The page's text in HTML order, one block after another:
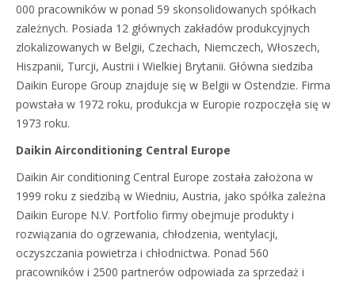
000 pracowników w ponad 59 skonsolidowanych spółkach
zależnych. Posiada 12 głównych zakładów produkcyjnych
zlokalizowanych w Belgii, Czechach, Niemczech, Włoszech,
Hiszpanii, Turcji, Austrii i Wielkiej Brytanii. Główna siedziba
Daikin Europe Group znajduje się w Belgii w Ostendzie. Firma
powstała w 1972 roku, produkcja w Europie rozpoczęła się w
1973 roku.
Daikin Airconditioning Central Europe
Daikin Air conditioning Central Europe została założona w
1999 roku z siedzibą w Wiedniu, Austria, jako spółka zależna
Daikin Europe N.V. Portfolio firmy obejmuje produkty i
rozwiązania do ogrzewania, chłodzenia, wentylacji,
oczyszczania powietrza i chłodnictwa. Ponad 560
pracowników i 2500 partnerów odpowiada za sprzedaż i